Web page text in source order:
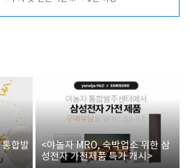
합발
<야놀자 MRO, 숙박업소 위한 삼
성전자 가전제품 특가 개시>